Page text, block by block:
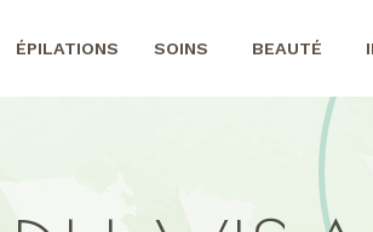
ÉPILATIONS SOINS BEAUTÉ